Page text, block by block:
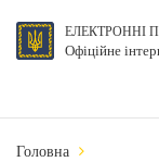
ЕЛЕКТРОННІ
Офіційне
Головна